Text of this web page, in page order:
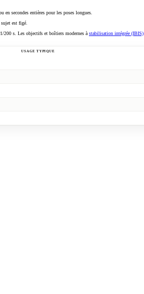
en secondes entières pour les poses longues.
est figé.
200 s. Les objectifs et boîtiers modernes àstabilisation intégrée (IBIS)
USAGE TYPIQUE